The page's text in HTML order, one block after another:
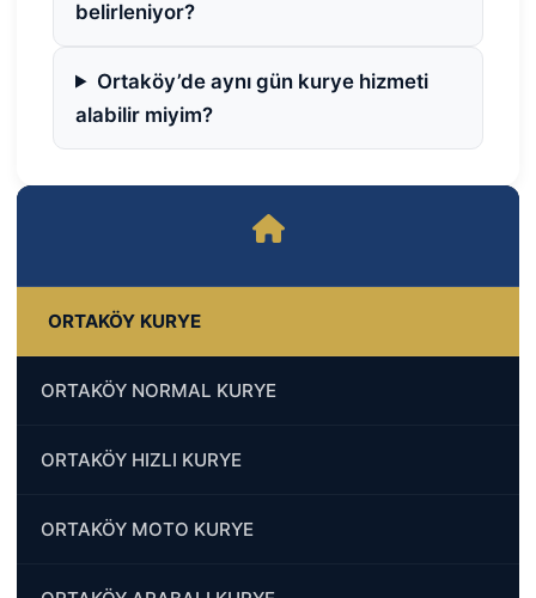
ORTAKÖY KURYE
ORTAKÖY NORMAL KURYE
ORTAKÖY HIZLI KURYE
ORTAKÖY MOTO KURYE
belirleniyor?
Ortaköy’de aynı gün kurye hizmeti
alabilir miyim?